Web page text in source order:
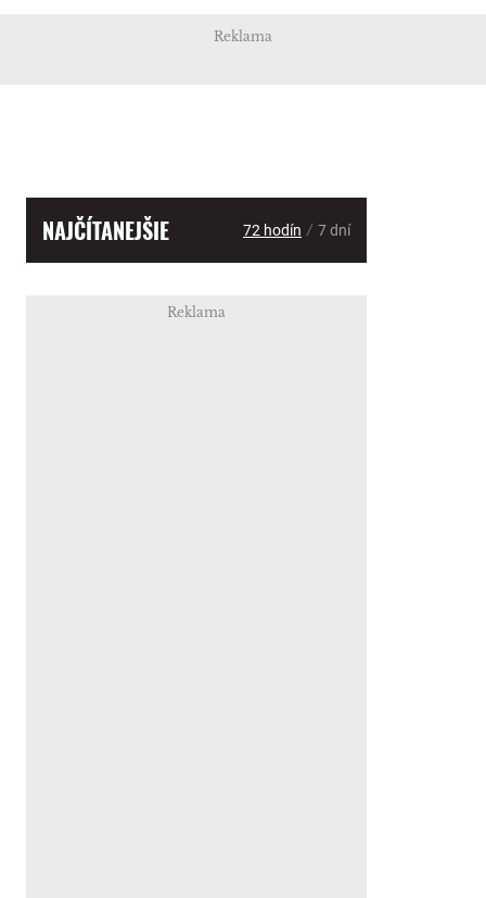
Reklama
NAJČÍTANEJŠIE 72 hodín / 7 dní
Reklama